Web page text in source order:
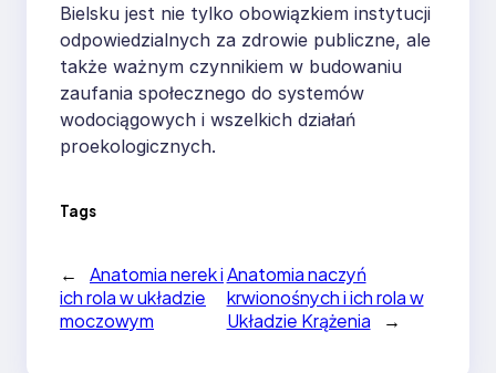
Bielsku jest nie tylko obowiązkiem instytucji
odpowiedzialnych za zdrowie publiczne, ale
także ważnym czynnikiem w budowaniu
zaufania społecznego do systemów
wodociągowych i wszelkich działań
proekologicznych.
Tags
←
Anatomia nerek i
ich rola w układzie
moczowym
Anatomia naczyń
krwionośnych i ich rola w
Układzie Krążenia
→